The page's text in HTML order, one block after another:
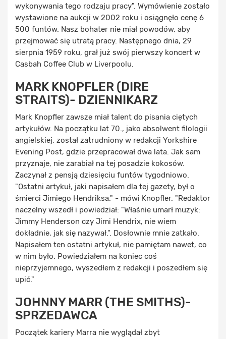
wykonywania tego rodzaju pracy". Wymówienie zostało
wystawione na aukcji w 2002 roku i osiągnęło cenę 6
500 funtów. Nasz bohater nie miał powodów, aby
przejmować się utratą pracy. Następnego dnia, 29
sierpnia 1959 roku, grał już swój pierwszy koncert w
Casbah Coffee Club w Liverpoolu.
MARK KNOPFLER (DIRE
STRAITS)- DZIENNIKARZ
Mark Knopfler zawsze miał talent do pisania ciętych
artykułów. Na początku lat 70., jako absolwent filologii
angielskiej, został zatrudniony w redakcji Yorkshire
Evening Post, gdzie przepracował dwa lata. Jak sam
przyznaje, nie zarabiał na tej posadzie kokosów.
Zaczynał z pensją dziesięciu funtów tygodniowo.
"Ostatni artykuł, jaki napisałem dla tej gazety, był o
śmierci Jimiego Hendriksa." - mówi Knopfler. "Redaktor
naczelny wszedł i powiedział: "Właśnie umarł muzyk:
Jimmy Henderson czy Jimi Hendrix, nie wiem
dokładnie, jak się nazywał.". Dosłownie mnie zatkało.
Napisałem ten ostatni artykuł, nie pamiętam nawet, co
w nim było. Powiedziałem na koniec coś
nieprzyjemnego, wyszedłem z redakcji i poszedłem się
upić."
JOHNNY MARR (THE SMITHS)-
SPRZEDAWCA
Początek kariery Marra nie wyglądał zbyt